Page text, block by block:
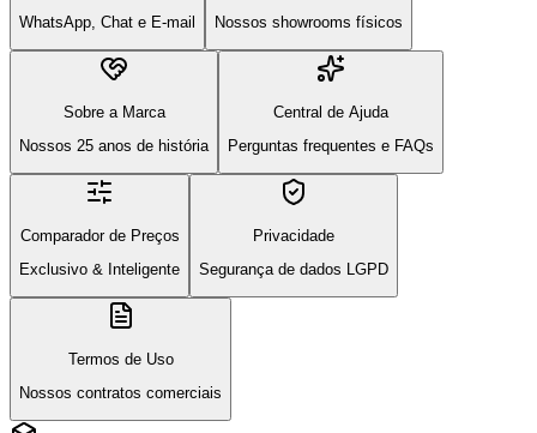
WhatsApp, Chat e E-mail
Nossos showrooms físicos
Sobre a Marca
Nossos 25 anos de história
Central de Ajuda
Perguntas frequentes e FAQs
Comparador de Preços
Exclusivo & Inteligente
Privacidade
Segurança de dados LGPD
Termos de Uso
Nossos contratos comerciais